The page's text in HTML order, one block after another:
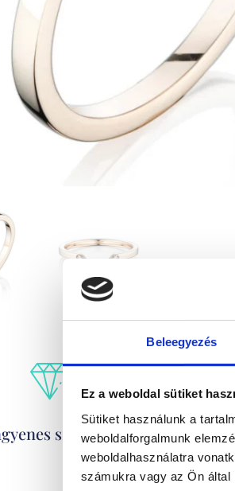
Beleegyezés
Ez a weboldal sütiket
Sütiket használunk a
weboldalforgalmunk
weboldalhasználatra
számukra vagy az Ön
szállítás